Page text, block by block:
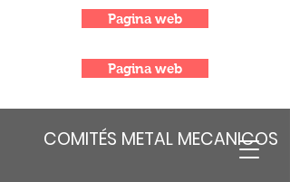
COMITÉS METAL MECANICOS
Pagina web
Pagina web